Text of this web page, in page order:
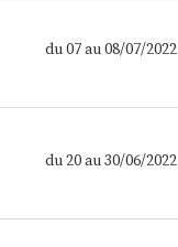
du 07au 08/07/2022
du 20au 30/06/2022